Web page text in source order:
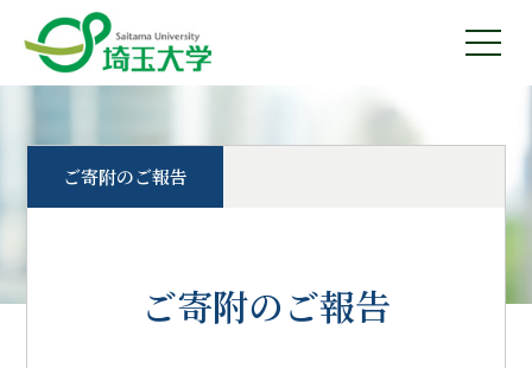
ご寄附のご報告
ご寄附のご報告